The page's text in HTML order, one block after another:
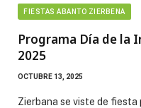
FIESTAS ABANTO ZIERBENA
Programa Día de la
2025
OCTUBRE 13, 2025
Zierbana se viste de fiesta